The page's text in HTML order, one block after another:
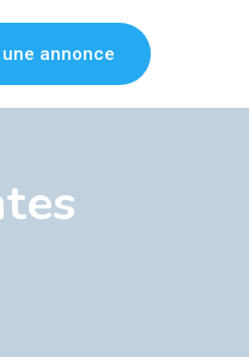
annonce